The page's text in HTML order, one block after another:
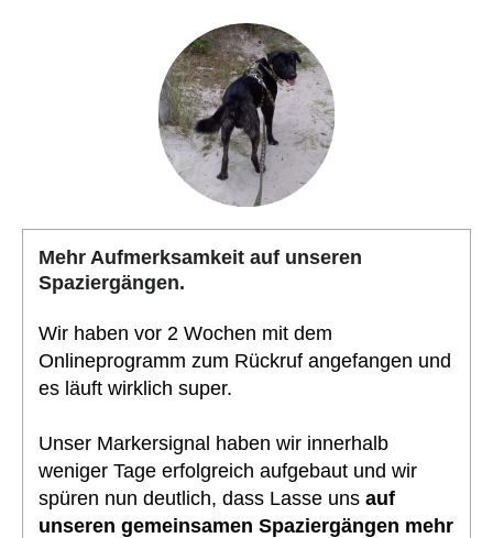
Mehr Aufmerksamkeit auf unseren
Spaziergängen.
Wir haben vor 2 Wochen mit dem
Onlineprogramm zum Rückruf angefangen und
es läuft wirklich super.
Unser Markersignal haben wir innerhalb
weniger Tage erfolgreich aufgebaut und wir
spüren nun deutlich, dass Lasse uns auf
unseren gemeinsamen Spaziergängen mehr